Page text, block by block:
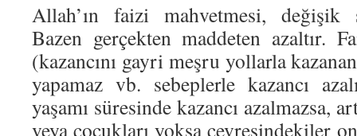
Allah’ın faizi mahvetmesi, değişik
Bazen gerçekten maddeten azaltır.
(kazancını gayri meşru yollarla
yapamaz vb. sebeplerle kazancı
yaşamı süresinde kazancı azalmazsa,
veya çocukları yoksa çevresindekiler